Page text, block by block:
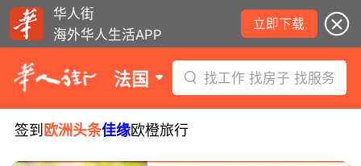
华人街
海外华人生活APP
立即下载
法国 找工作 找房子 找服务
签到 欧洲头条佳缘欧橙旅行